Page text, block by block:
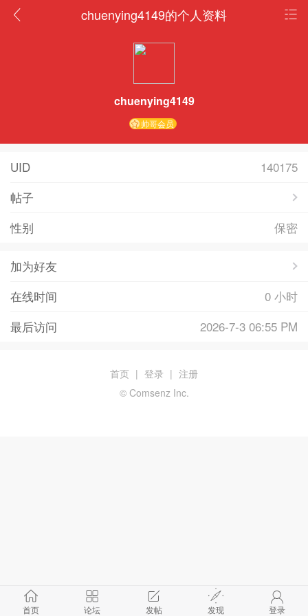
chuenying4149的个人资料
chuenying4149
帅哥会员
UID
140175
帖子
性别
保密
加为好友
在线时间
0 小时
最后访问
2026-7-3 06:55 PM
首页 论坛 发帖 发现 登录
首页 | 登录 | 注册
© Comsenz Inc.